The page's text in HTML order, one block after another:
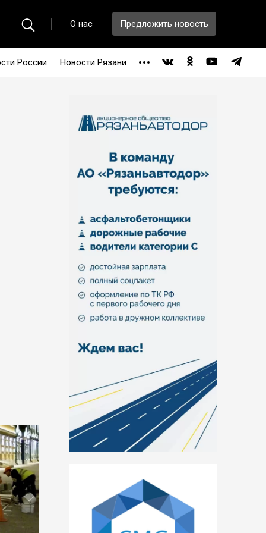
О нас Предложить новость
России Новости Рязани